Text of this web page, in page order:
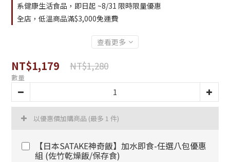
系健康生活食品，即日起 ~8/31 限時限量優惠
全店，低溫商品滿$3,000免運費
查看更多
NT$1,179 NT$1,280
數量
以優惠價加購商品 (最多 1 件)
【日本SATAKE神奇飯】加水即食-任選八包優惠
組 (佐竹乾燥飯/保存食)